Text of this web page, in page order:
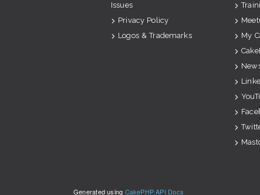
Issues
Privacy Policy
Logos & Trademarks
My
Generated using CakePHP API Docs